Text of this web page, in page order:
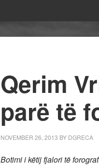
Qerim
parë të
NOVEMBER 26, 2013 BY DGRECA
Botimi i këtij fjalori të